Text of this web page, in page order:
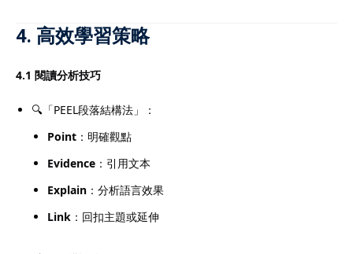
4. 高效學習策略
4.1 閱讀分析技巧
🔍「PEEL段落結構法」：
Point ：明確觀點
Evidence ：引用文本
Explain ：分析語言效果
Link ：回扣主題或延伸